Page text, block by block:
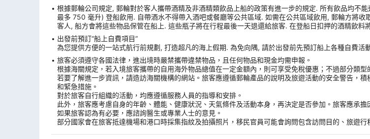
根據郵輪公司規定, 郵輪對於客人攜帶酒精及非酒精類飲品上船的政策有進一步的規定. 所有飲品均不
最多 750 毫升) 登船飲用. 自帶酒水不得帶入酒吧或餐廳等公共區域. 如需在公共區域飲用, 郵輪方將
客人, 船方會將這些物品保管在船上. 這些瓶子將在行程最後一天退還給旅客. 在登船日扣押的酒精飲
出發前預訂“船上自費項目”
為您提供方便的一站式航行前規劃, 打造超凡的海上假期. 為免向隅, 請於出發前先預訂船上各種自費活
旅客必須遵守各國法律，進出境時嚴禁攜帶違禁物品，且任何物品和現金均需申報。
根據海關規定，若入境旅客攜帶的自用海外物品總值在一定金額內，則可享受免稅優惠；不過部分類型
若要了解進一步資訊，請造訪海關機構的網站。旅客應遵循郵輪產品的說明及旅遊活動的安全警告，
和緊急措施。
對於旅客自行組織的活動，均應遵循服務人員的指導和安排。
此外，旅客應考慮自身的年齡、體能、健康狀況、天氣條件及活動本身，再決定是否參加。旅客應承擔
如果旅客認為有必要，應諮詢醫生或專業人士的意見。
部分國家會在旅客抵達機場和港口時採集指紋及拍攝照片，移民官員可能會詢問包含訪問目的、旅遊行